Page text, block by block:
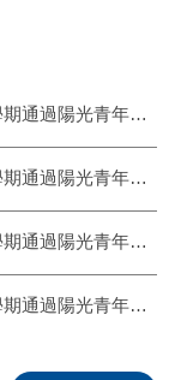
公告113學年度第二學期通過陽光青年認證並取得前29名及各指標總冠軍1名頒發獎勵金之名單
公告113學年度第一學期通過陽光青年認證並取得前50名之名單(另取陽光青年前25名及各指標總冠軍1名頒發獎勵金)
公告112學年度第二學期通過陽光青年認證並取得前44名之名單(另取前25名頒發獎勵金)
公告112學年度第一學期通過陽光青年認證並取得前50名之名單(另取前25名頒發獎勵金)